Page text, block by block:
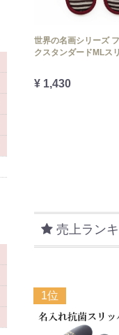
世界の名画シリーズ
クスタンダードMLス
¥ 1,430
売上ラン
1位